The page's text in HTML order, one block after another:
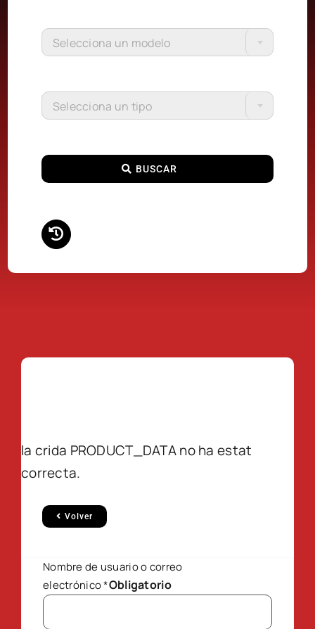
Selecciona un modelo
Selecciona un tipo
BUSCAR
la crida PRODUCT_DATA no ha estat
correcta.
Volver
Nombre de usuario o correo
electrónico*Obligatorio